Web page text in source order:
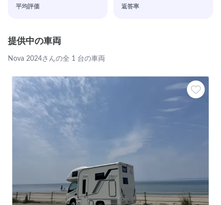
平均評価 返答率
提供中の車両
Nova 2024さんの全 1 台の車両